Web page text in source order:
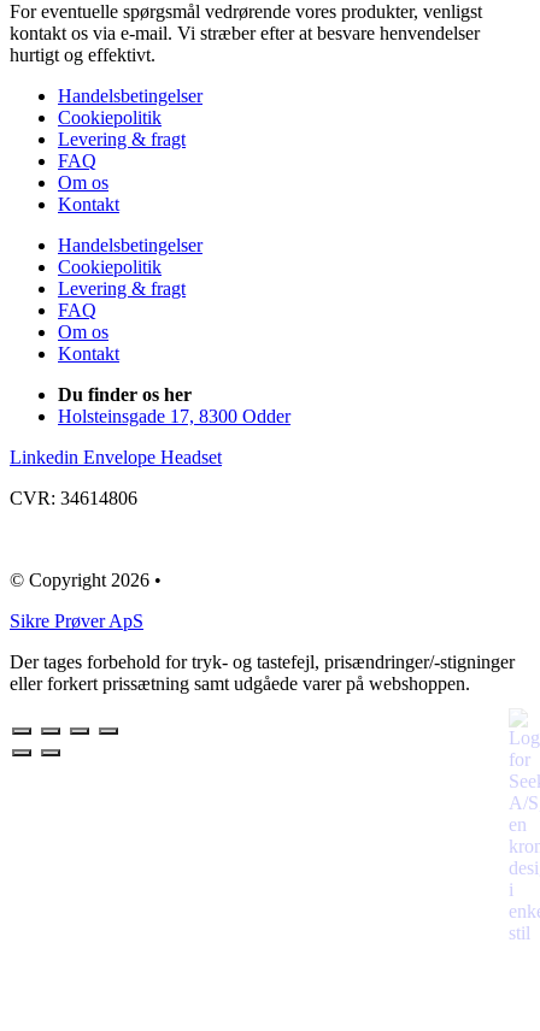
For eventuelle spørgsmål vedrørende vores produkter, venligst
kontakt os via e-mail. Vi stræber efter at besvare henvendelser
hurtigt og effektivt.
Handelsbetingelser
Cookiepolitik
Levering & fragt
FAQ
Om os
Kontakt
Handelsbetingelser
Cookiepolitik
Levering & fragt
FAQ
Om os
Kontakt
Du finder os her
Holsteinsgade 17, 8300 Odder
Linkedin Envelope Headset
CVR: 34614806
© Copyright 2026 •
​Sikre Prøver ApS
Der tages forbehold for tryk- og tastefejl, prisændringer/-stigninger
eller forkert prissætning samt udgåede varer på webshoppen.